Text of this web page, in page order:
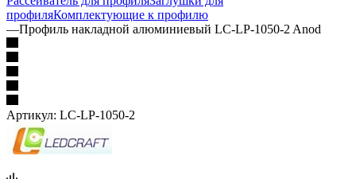
профиляКомплектующие к профилю
—Профиль накладной алюминиевый LC-LP-1050-2 Anod
Артикул: LC-LP-1050-2